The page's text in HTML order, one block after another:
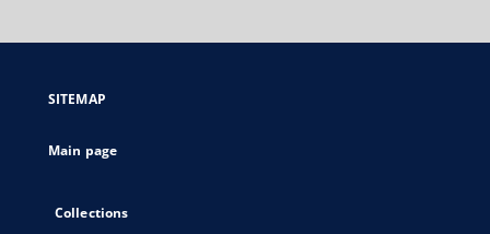
open
new
SITEMAP
Main page
Collections